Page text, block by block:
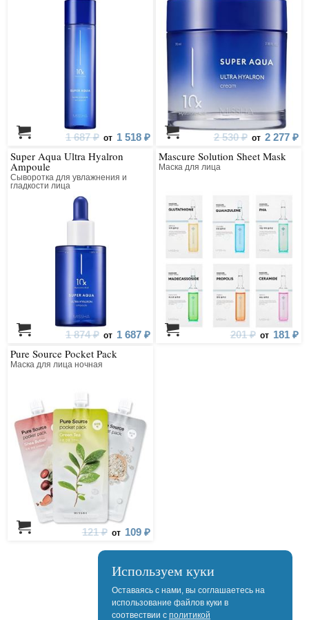
1 687 ₽ от 1 518 ₽ 2 530 ₽ от 2 277 ₽
Super Aqua Ultra Hyalron
Ampoule
Сыворотка для увлажнения и
гладкости лица
1 874 ₽ от 1 687 ₽
Mascure Solution Sheet Mask
Маска для лица
201 ₽ от 181 ₽
Pure Source Pocket Pack
Маска для лица ночная
121 ₽ от 109 ₽
Используем куки
Оставаясь с нами, вы соглашаетесь на
использование файлов куки в
соотвествии с политикой